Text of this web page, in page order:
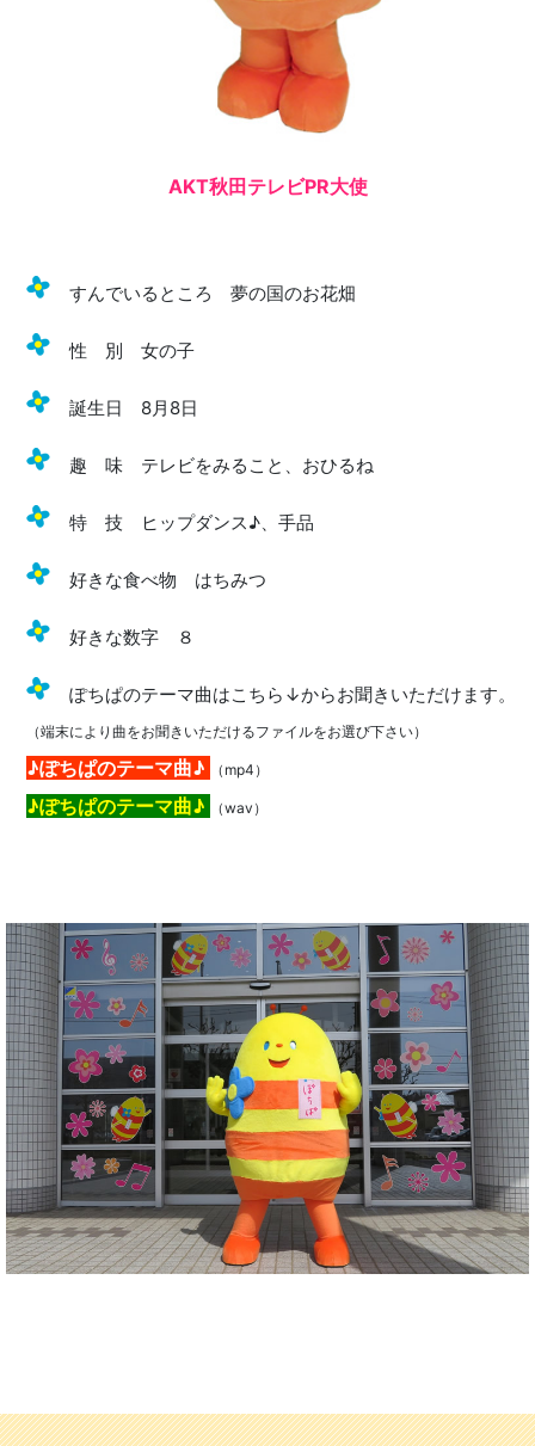
AKT秋田テレビPR大使
すんでいるところ 夢の国のお花畑
性 別 女の子
誕生日 8月8日
趣 味 テレビをみること、おひるね
特 技 ヒップダンス♪、手品
好きな食べ物 はちみつ
好きな数字 ８
ぽちぱのテーマ曲はこちら↓からお聞きいただけます。
（端末により曲をお聞きいただけるファイルをお選び下さい）
♪ぽちぱのテーマ曲♪ （mp4）
♪ぽちぱのテーマ曲♪ （wav）